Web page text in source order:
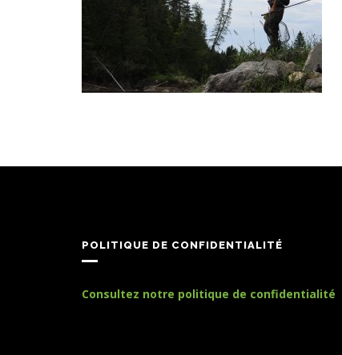
POLITIQUE DE CONFIDENTIALITÉ
Consultez notre politique de confidentialité